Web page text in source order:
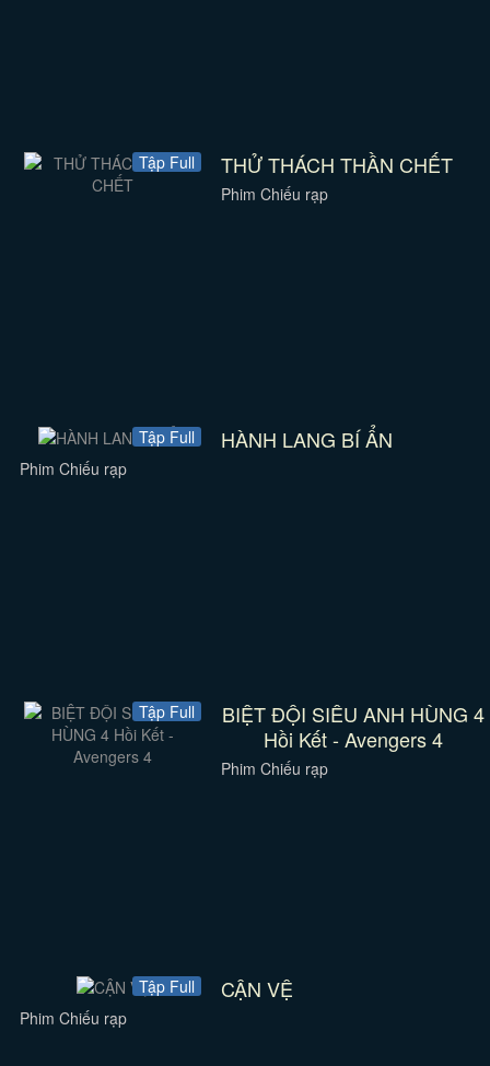
Tập Full THỬ THÁCH THẦN CHẾT
Phim Chiếu rạp
Tập Full HÀNH LANG BÍ ẨN
Phim Chiếu rạp
Tập Full
BIỆT ĐỘI SIÊU ANH HÙNG 4
Hồi Kết - Avengers 4
Phim Chiếu rạp
Tập Full CẬN VỆ
Phim Chiếu rạp